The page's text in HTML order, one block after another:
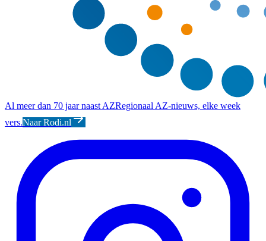
Al meer dan 70 jaar naast AZRegionaal AZ-nieuws, elke week
vers.Naar Rodi.nl